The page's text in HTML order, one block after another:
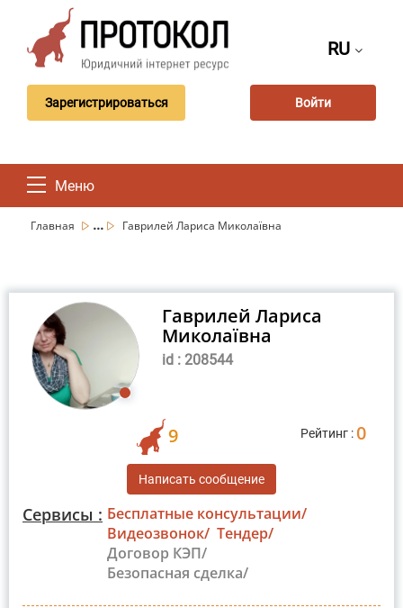
RU
Зарегистрироваться Войти
Меню
Главная ... Гаврилей Лариса Миколаївна
Гаврилей Лариса
Миколаївна
id : 208544
9 Рейтинг : 0
Написать сообщение
Сервисы : Бесплатные консультации/
Видеозвонок/ Тендер/
Договор КЭП/
Безопасная сделка/